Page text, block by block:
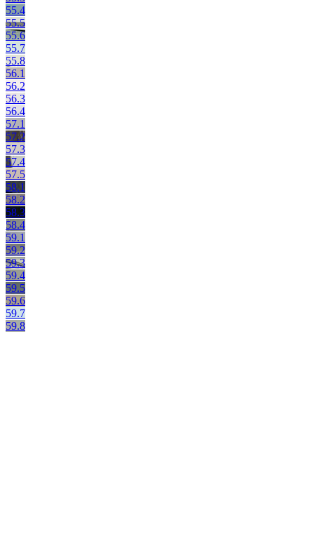
55.4
55.5
55.6
55.7
55.8
56.1
56.2
56.3
56.4
57.1
57.2
57.3
57.4
57.5
58.1
58.2
58.3
58.4
59.1
59.2
59.3
59.4
59.5
59.6
59.7
59.8